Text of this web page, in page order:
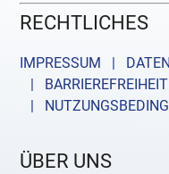
RECHTLICHES
IMPRESSUM |
| BARRIEREFREIHEIT
|
ÜBER UNS